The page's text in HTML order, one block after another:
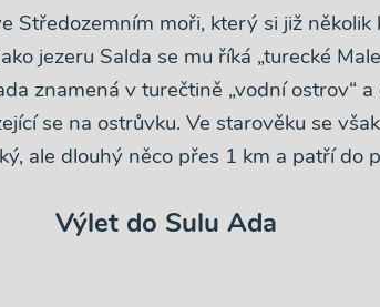
Středozemním moři, který si již několik
jezeru Salda se mu říká „turecké
znamená v turečtině „vodní ostrov“ a
se na ostrůvku. Ve starověku se
ale dlouhý něco přes 1 km a patří do
Výlet do Sulu Ada